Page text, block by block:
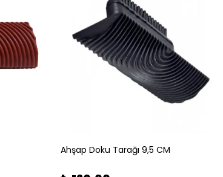
Ahşap Doku Tarağı 9,5 CM